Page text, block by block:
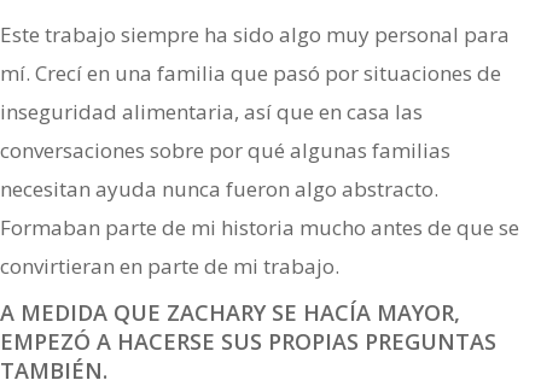
Este trabajo siempre ha sido algo muy personal para
mí. Crecí en una familia que pasó por situaciones de
inseguridad alimentaria, así que en casa las
conversaciones sobre por qué algunas familias
necesitan ayuda nunca fueron algo abstracto.
Formaban parte de mi historia mucho antes de que se
convirtieran en parte de mi trabajo.
A MEDIDA QUE ZACHARY SE HACÍA MAYOR,
EMPEZÓ A HACERSE SUS PROPIAS PREGUNTAS
TAMBIÉN.